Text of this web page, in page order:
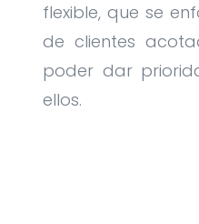
flexible, que se
de clientes
poder dar
ellos.